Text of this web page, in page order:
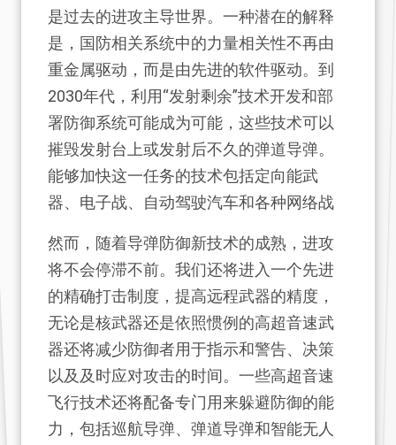
是过去的进攻主导世界。一种潜在的解释
是，国防相关系统中的力量相关性不再由
重金属驱动，而是由先进的软件驱动。到
2030年代，利用“发射剩余”技术开发和部
署防御系统可能成为可能，这些技术可以
摧毁发射台上或发射后不久的弹道导弹。
能够加快这一任务的技术包括定向能武
器、电子战、自动驾驶汽车和各种网络战
然而，随着导弹防御新技术的成熟，进攻
将不会停滞不前。我们还将进入一个先进
的精确打击制度，提高远程武器的精度，
无论是核武器还是依照惯例的高超音速武
器还将减少防御者用于指示和警告、决策
以及及时应对攻击的时间。一些高超音速
飞行技术还将配备专门用来躲避防御的能
力，包括巡航导弹、弹道导弹和智能无人